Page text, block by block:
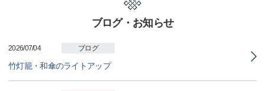
ブログ・お知らせ
2026/07/04 ブログ
竹灯籠・和傘のライトアップ